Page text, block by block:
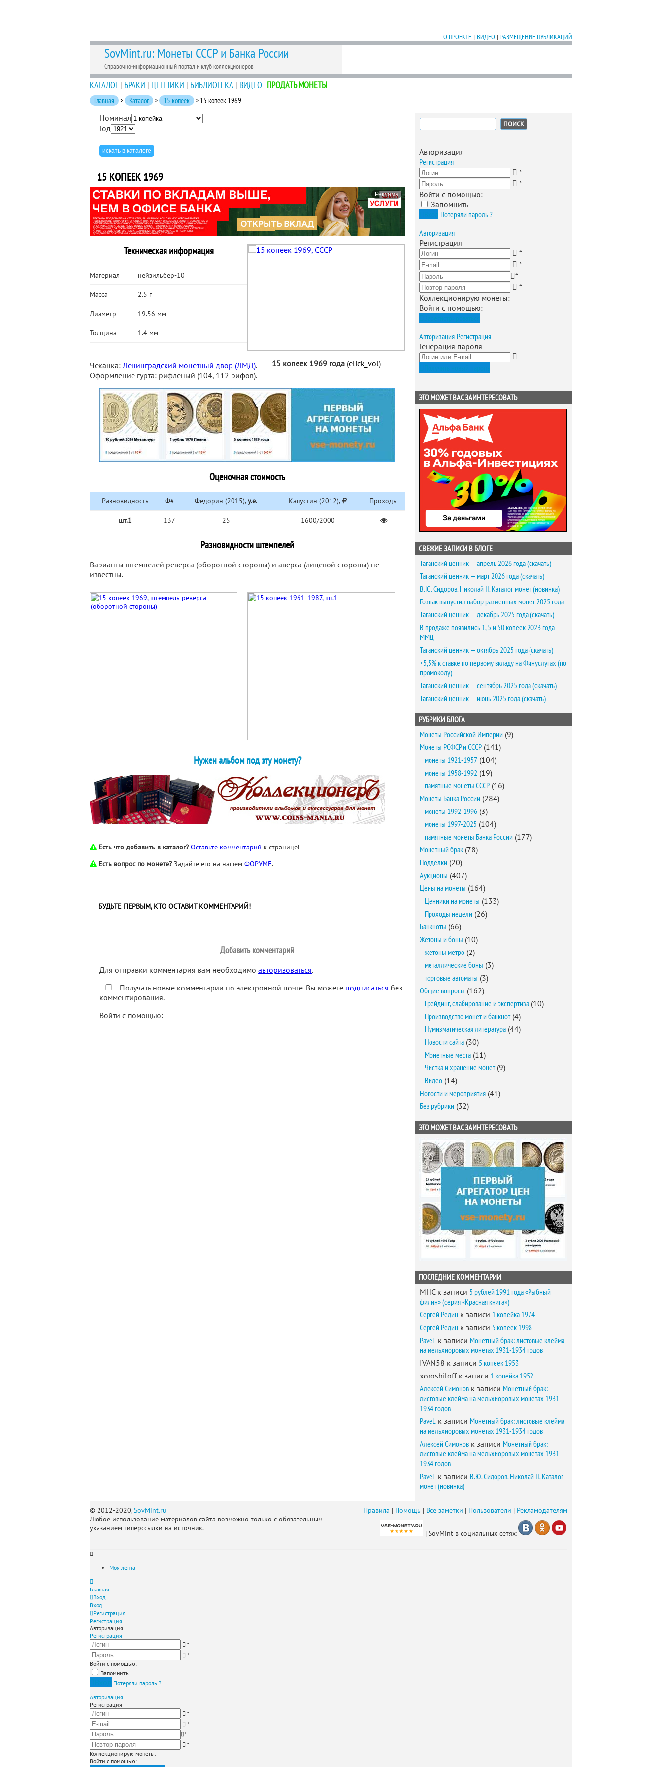
О ПРОЕКТЕ | ВИДЕО | РАЗМЕЩЕНИЕ ПУБЛИКАЦИЙ
SovMint.ru: Монеты СССР и Банка России
Справочно-информационный портал и клуб коллекционеров
КАТАЛОГ| БРАКИ | ЦЕННИКИ | БИБЛИОТЕКА | ВИДЕО |ПРОДАТЬ МОНЕТЫ
Главная > Каталог > 15 копеек > 15 копеек 1969
Номинал
Год
15 КОПЕЕК 1969
Реклама
Техническая информация
Материал нейзильбер-10
Масса 2.5 г
Диаметр 19.56 мм
Толщина 1.4 мм
15 копеек 1969 года(elick_vol)
Чеканка: Ленинградский монетный двор (ЛМД).
Оформление гурта: рифленый (104, 112 рифов).
Оценочная стоимость
Разновидность Ф# Федорин (2015),у.е. Капустин (2012), Проходы
шт.1 137 25 1600/2000
Разновидности штемпелей
Варианты штемпелей реверса (оборотной стороны) и аверса (лицевой стороны) не
известны.
Нужен альбом под эту монету?
Есть что добавить в каталог? Оставьте комментарий к странице!
Есть вопрос по монете? Задайте его на нашем ФОРУМЕ.
БУДЬТЕ ПЕРВЫМ, КТО ОСТАВИТ КОММЕНТАРИЙ!
Добавить комментарий
Для отправки комментария вам необходимо авторизоваться.
Получать новые комментарии по электронной почте. Вы можете подписаться без
комментирования.
Войти с помощью:
Найти:
Авторизация
Регистрация
*
*
Войти с помощью:
Запомнить
Потеряли пароль ?
Авторизация
Регистрация
*
*
*
*
Коллекционирую монеты:
Войти с помощью:
Авторизация Регистрация
Генерация пароля
ЭТО МОЖЕТ ВАС ЗАИНТЕРЕСОВАТЬ
СВЕЖИЕ ЗАПИСИ В БЛОГЕ
Таганский ценник — апрель 2026 года (скачать)
Таганский ценник — март 2026 года (скачать)
В.Ю. Сидоров. Николай II. Каталог монет (новинка)
Гознак выпустил набор разменных монет 2025 года
Таганский ценник — декабрь 2025 года (скачать)
В продаже появились 1, 5 и 50 копеек 2023 года
ММД
Таганский ценник — октябрь 2025 года (скачать)
+5,5% к ставке по первому вкладу на Финуслугах (по
промокоду)
Таганский ценник — сентябрь 2025 года (скачать)
Таганский ценник — июнь 2025 года (скачать)
РУБРИКИ БЛОГА
Монеты Российской Империи (9)
Монеты РСФСР и СССР (141)
монеты 1921-1957 (104)
монеты 1958-1992 (19)
памятные монеты СССР (16)
Монеты Банка России (284)
монеты 1992-1996 (3)
монеты 1997-2025 (104)
памятные монеты Банка России (177)
Монетный брак (78)
Подделки (20)
Аукционы (407)
Цены на монеты (164)
Ценники на монеты (133)
Проходы недели (26)
Банкноты (66)
Жетоны и боны (10)
жетоны метро (2)
металлические боны (3)
торговые автоматы (3)
Общие вопросы (162)
Грейдинг, слабирование и экспертиза (10)
Производство монет и банкнот(4)
Нумизматическая литература (44)
Новости сайта (30)
Монетные места (11)
Чистка и хранение монет(9)
Видео (14)
Новости и мероприятия (41)
Без рубрики (32)
ЭТО МОЖЕТ ВАС ЗАИНТЕРЕСОВАТЬ
ПОСЛЕДНИЕ КОММЕНТАРИИ
MHCк записи 5 рублей 1991 года «Рыбный
филин» (серия «Красная книга»)
Сергей Редин к записи 1 копейка 1974
Сергей Редин к записи 5 копеек 1998
PaveL к записи Монетный брак: листовые клейма
на мельхиоровых монетах 1931-1934 годов
IVAN58 к записи 5 копеек 1953
xoroshiloffк записи 1 копейка 1952
Алексей Симонов к записи Монетный брак:
листовые клейма на мельхиоровых монетах 1931-
1934 годов
PaveL к записи Монетный брак: листовые клейма
на мельхиоровых монетах 1931-1934 годов
Алексей Симонов к записи Монетный брак:
листовые клейма на мельхиоровых монетах 1931-
1934 годов
PaveL к записи В.Ю. Сидоров. Николай II. Каталог
монет (новинка)
© 2012-2020,SovMint.ru
Любое использование материалов сайта возможно только с обязательным
указанием гиперссылки на источник.
Правила | Помощь | Все заметки | Пользователи | Рекламодателям
| SovMint в социальных сетях:
Моя лента
Главная
Вход
Вход
Регистрация
Регистрация
Авторизация
Регистрация
*
*
Войти с помощью:
Запомнить
Потеряли пароль ?
Авторизация
Регистрация
*
*
*
*
Коллекционирую монеты:
Войти с помощью: